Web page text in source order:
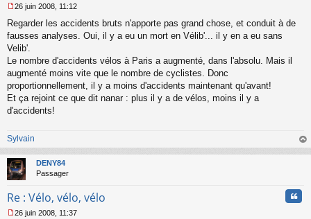
e
s
s
g
e
n
o
n
26 juin 2008, 11:12
Regarder les accidents bruts n'apporte pas grand chose, et conduit à de
fausses analyses. Oui, il y a eu un mort en Vélib'... il y en a eu sans
Velib'.
Le nombre d'accidents vélos à Paris a augmenté, dans l'absolu. Mais il
augmenté moins vite que le nombre de cyclistes. Donc
proportionnellement, il y a moins d'accidents maintenant qu'avant!
Et ça rejoint ce que dit nanar : plus il y a de vélos, moins il y a
d'accidents!
Sylvain
au
DENY84
Passager
Re : Vélo, vélo, vélo
26 juin 2008, 11:37